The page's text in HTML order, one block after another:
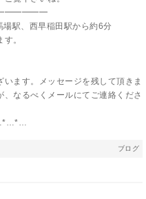
駅、西早稲田駅から約6分
。
います。メッセージを残して頂きま
なるべくメールにてご連絡くださ
ブログ